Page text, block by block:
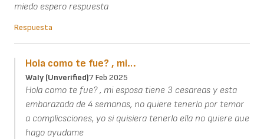
miedo espero respuesta
Respuesta
Hola como te fue? , mi…
Waly (unverified)7 Feb 2025
Hola como te fue? , mi esposa tiene 3 cesareas y esta
embarazada de 4 semanas, no quiere tenerlo por temor
a complicsciones, yo si quisiera tenerlo ella no quiere aue
hago ayudame